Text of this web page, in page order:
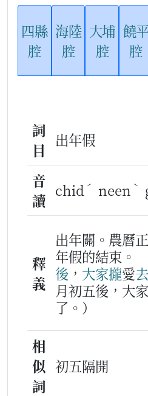
四縣
腔
海陸
腔
大埔
腔
饒
腔
詞
目
出年假
音
讀
chid ˊ neen ˋ
釋
義
出年關。農曆
年假的結束。
後 ， 大家攏愛去
月初五後，大
了。）
相
似
詞
初五隔開